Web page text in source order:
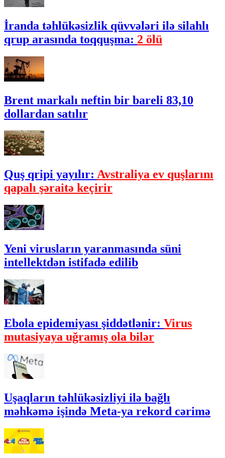
İranda təhlükəsizlik qüvvələri ilə silahlı
qrup arasında toqquşma: 2 ölü
Brent markalı neftin bir bareli 83,10
dollardan satılır
Quş qripi yayılır: Avstraliya ev quşlarını
qapalı şəraitə keçirir
Yeni virusların yaranmasında süni
intellektdən istifadə edilib
Ebola epidemiyası şiddətlənir: Virus
mutasiyaya uğramış ola bilər
Uşaqların təhlükəsizliyi ilə bağlı
məhkəmə işində Meta-ya rekord cərimə